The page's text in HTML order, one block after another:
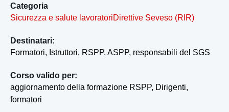
Categoria
Sicurezza e salute lavoratoriDirettive Seveso (RIR)
Destinatari:
Formatori, Istruttori, RSPP, ASPP, responsabili del SGS
Corso valido per:
aggiornamento della formazione RSPP, Dirigenti,
formatori